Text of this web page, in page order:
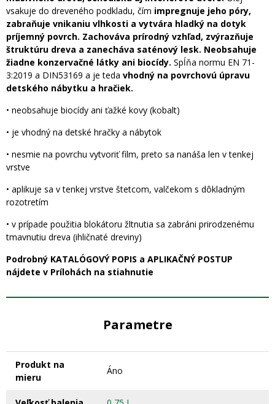
vsakuje do dreveného podkladu, čím impregnuje jeho póry,
zabraňuje vnikaniu vlhkosti a vytvára hladký na dotyk
príjemný povrch. Zachováva prírodný vzhľad, zvýrazňuje
štruktúru dreva a zanecháva saténový lesk. Neobsahuje
žiadne konzervačné látky ani biocídy. Spĺňa normu EN 71-
3:2019 a DIN53169 a je teda vhodný na povrchovú úpravu
detského nábytku a hračiek.
• neobsahuje biocídy ani ťažké kovy (kobalt)
• je vhodný na detské hračky a nábytok
• nesmie na povrchu vytvoriť film, preto sa nanáša len v tenkej
vrstve
• aplikuje sa v tenkej vrstve štetcom, valčekom s dôkladným
rozotretím
• v prípade použitia blokátoru žltnutia sa zabráni prirodzenému
tmavnutiu dreva (ihličnaté dreviny)
Podrobný KATALÓGOVÝ POPIS a APLIKAČNÝ POSTUP
nájdete v Prílohách na stiahnutie
Parametre
Produkt na
mieru
Áno